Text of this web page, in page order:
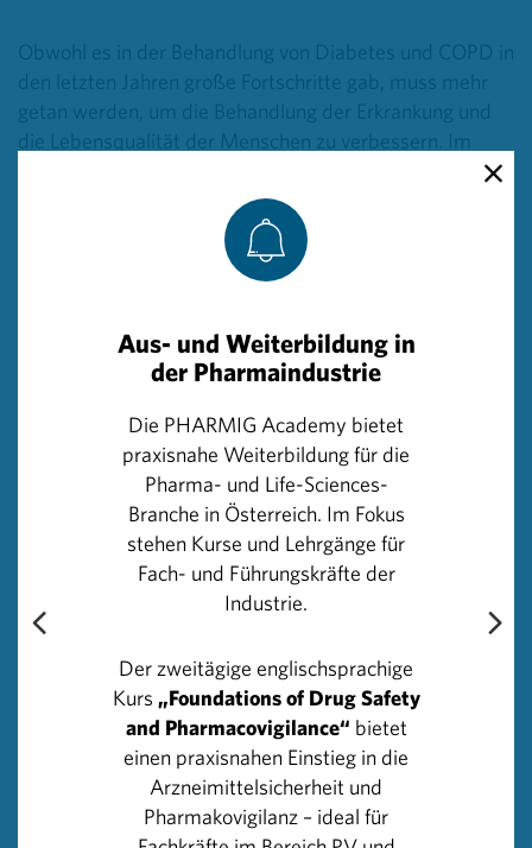
Obwohl es in der Behandlung von Diabetes und COPD in
den letzten Jahren große Fortschritte gab, muss mehr
getan werden, um die Behandlung der Erkrankung und
die Lebensqualität der Menschen zu verbessern. Im
Pharmig, Hauptverband der Sozialversicherungsträger,
Ärztekammer und Apothekerkammer, wurden 2016 die
Leitlinien zu Diabetes und 2014 jene zu COPD
aktualisiert. Mit dem Ziel, die Versorgung der
verbessern.
Wichtiger Bestandteil der Therapien beider
Lebensstilerkrankungen sind Medikamente – bei
Diabetes, um die Blutzuckerwerte zu regulieren, bei
COPD, um die Bronchien zu erweitern oder
Entzündungen zu hemmen. Bei COPD gibt es eine mit
fünf Projekten gefüllte Pipeline, die bekannte Wirkstoffe
in neuen Kombinationen erforscht – einerseits um die
Wirkung zu verbessern und andererseits die deutliche
Biologika werden in der medikamentösen COPD
Behandlung an Bedeutung gewinnen.
Aktuell sind 600.000 Österreicher an Diabetes
erkrankt, 90 % davon mit Typ-2 – also jener Form, die
durch Übergewicht und Fettleibigkeit sowie
Aus- und Weiterbildung in
der Pharmaindustrie
Die PHARMIG Academy bietet
praxisnahe Weiterbildung für die
Pharma- und Life-Sciences-
Branche in Österreich. Im Fokus
stehen Kurse und Lehrgänge für
Fach- und Führungskräfte der
Industrie.
Der zweitägige englischsprachige
Kurs „Foundations of Drug Safety
and Pharmacovigilance“ bietet
einen praxisnahen Einstieg in die
Arzneimittelsicherheit und
Pharmakovigilanz – ideal für